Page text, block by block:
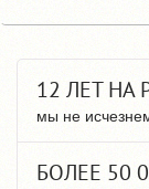
12 ЛЕТ НА
мы не
БОЛЕЕ 50